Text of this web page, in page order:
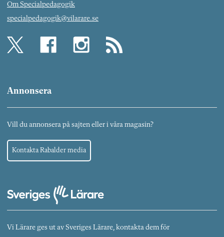
Om Specialpedagogik
specialpedagogik@vilarare.se
Annonsera
Vill du annonsera på sajten eller i våra magasin?
Kontakta Rabalder media
Vi Lärare ges ut av Sveriges Lärare, kontakta dem för